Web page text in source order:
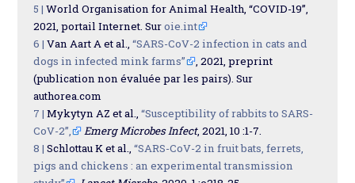
5 | World Organisation for Animal Health, “COVID-19”,
2021, portail Internet. Suroie.int
6 | Van Aart A et al.,“SARS-CoV-2 infection in cats and
dogs in infected mink farms”
, 2021, preprint
(publication non évaluée par les pairs). Sur
authorea.com
7 | Mykytyn AZ et al.,“Susceptibility of rabbits to SARS-
CoV-2”,
Emerg Microbes Infect, 2021, 10 :1-7.
8 | Schlottau K et al.,“SARS-CoV-2 in fruit bats, ferrets,
pigs and chickens : an experimental transmission